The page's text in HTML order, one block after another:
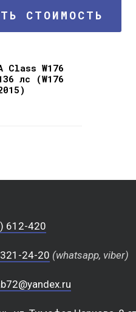
СТОИМОСТЬ
Class W176
лс (W176
612-420
24-20 (whatsapp, viber)